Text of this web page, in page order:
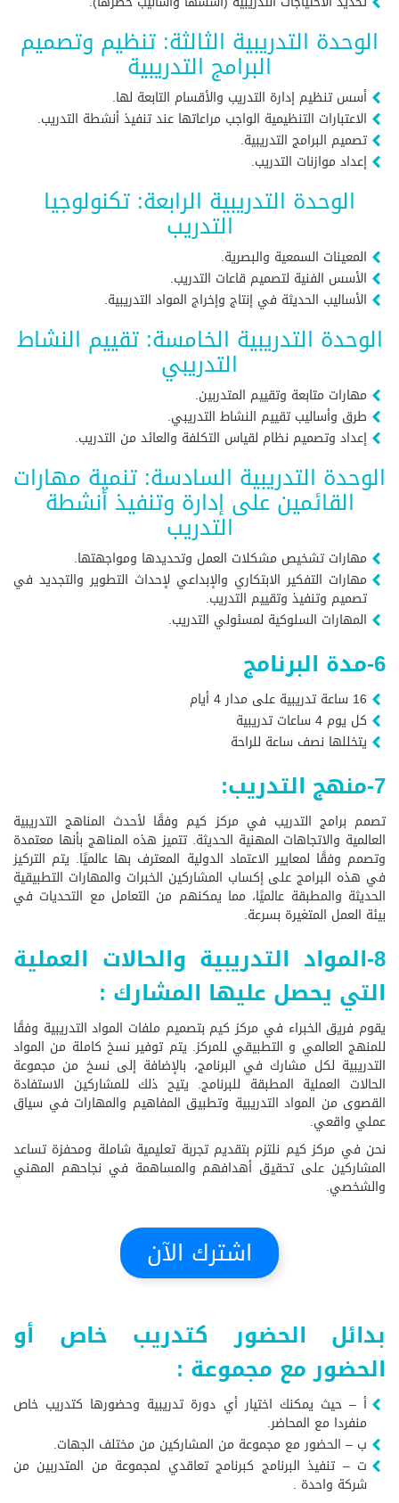
الوحدة التدريبية الثالثة: تنظيم وتصميم
البرامج التدريبية
أسس تنظيم إدارة التدريب والأقسام التابعة لها.
الاعتبارات التنظيمية الواجب مراعاتها عند تنفيذ أنشطة التدريب.
تصميم البرامج التدريبية.
إعداد موازنات التدريب.
الوحدة التدريبية الرابعة: تكنولوجيا
التدريب
المعينات السمعية والبصرية.
الأسس الفنية لتصميم قاعات التدريب.
الأساليب الحديثة في إنتاج وإخراج المواد التدريبية.
الوحدة التدريبية الخامسة: تقييم النشاط
التدريبي
مهارات متابعة وتقييم المتدربين.
طرق وأساليب تقييم النشاط التدريبي.
إعداد وتصميم نظام لقياس التكلفة والعائد من التدريب.
الوحدة التدريبية السادسة: تنمية مهارات
القائمين على إدارة وتنفيذ أنشطة
التدريب
مهارات تشخيص مشكلات العمل وتحديدها ومواجهتها.
مهارات التفكير الابتكاري والإبداعي لإحداث التطوير والتجديد في
تصميم وتنفيذ وتقييم التدريب.
المهارات السلوكية لمسئولي التدريب.
6-مدة البرنامج
16 ساعة تدريبية على مدار 4 أيام
كل يوم 4 ساعات تدريبية
يتخللها نصف ساعة للراحة
7-منهج التدريب:
تصمم برامج التدريب في مركز كيم وفقًا لأحدث المناهج التدريبية
العالمية والاتجاهات المهنية الحديثة. تتميز هذه المناهج بأنها معتمدة
وتصمم وفقًا لمعايير الاعتماد الدولية المعترف بها عالميًا. يتم التركيز
في هذه البرامج على إكساب المشاركين الخبرات والمهارات التطبيقية
الحديثة والمطبقة عالميًا، مما يمكنهم من التعامل مع التحديات في
بيئة العمل المتغيرة بسرعة.
8-المواد التدريبية والحالات العملية
التي يحصل عليها المشارك :
يقوم فريق الخبراء في مركز كيم بتصميم ملفات المواد التدريبية وفقًا
للمنهج العالمي و التطبيقي للمركز. يتم توفير نسخ كاملة من المواد
التدريبية لكل مشارك في البرنامج، بالإضافة إلى نسخ من مجموعة
الحالات العملية المطبقة للبرنامج. يتيح ذلك للمشاركين الاستفادة
القصوى من المواد التدريبية وتطبيق المفاهيم والمهارات في سياق
عملي واقعي.
نحن في مركز كيم نلتزم بتقديم تجربة تعليمية شاملة ومحفزة تساعد
المشاركين على تحقيق أهدافهم والمساهمة في نجاحهم المهني
والشخصي.
اشترك الآن
بدائل الحضور كتدريب خاص أو
الحضور مع مجموعة :
أ – حيث يمكنك اختيار أي دورة تدريبية وحضورها كتدريب خاص
منفردا مع المحاضر.
ب – الحضور مع مجموعة من المشاركين من مختلف الجهات.
ت – تنفيذ البرنامج كبرنامج تعاقدي لمجموعة من المتدربين من
شركة واحدة .